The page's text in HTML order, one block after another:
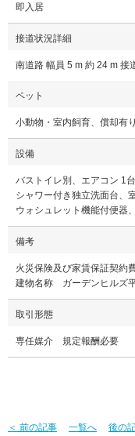
即入居
接道状況詳細
南道路 幅員 5 m 約 24 m 接
ペット
小動物・室内飼育、償却有
設備
バストイレ別、エアコン 1
シャワー付き独立洗面台、
ウォシュレット機能付便器
備考
火災保険及び家賃保証契約
建物名称 ガーデンヒルズ
取引形態
専任媒介 規定報酬必要
＜ 前の記事 一覧へ 後の